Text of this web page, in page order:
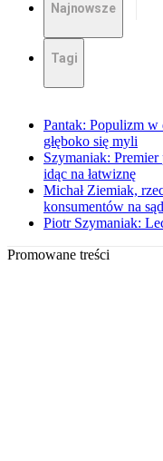
Najnowsze
Tagi
Pantak: Populizm
głęboko się myli
Szymaniak: Premier
idąc na łatwiznę
Michał Ziemiak,
konsumentów na sąd
Piotr Szymaniak:
Promowane treści